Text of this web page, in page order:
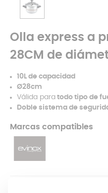
Olla express a
28CM de
10L de capacidad
Ø28cm
Válida para todo tipo de
Doble sistema de
Marcas compatibles